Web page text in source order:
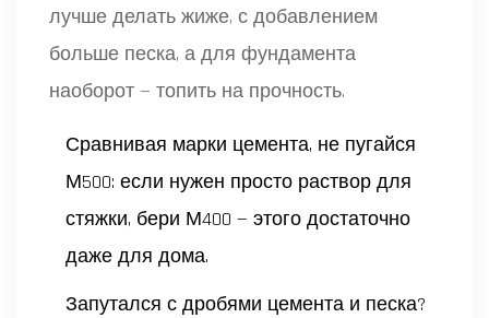
лучше делать жиже, с добавлением
больше песка, а для фундамента
наоборот — топить на прочность.
Сравнивая марки цемента, не пугайся
М500: если нужен просто раствор для
стяжки, бери М400 — этого достаточно
даже для дома.
Запутался с дробями цемента и песка?